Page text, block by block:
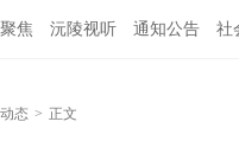
焦 沅陵视听 通知公告 社
态 > 正文